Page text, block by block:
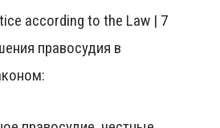
according to the Law | 7
правосудия в